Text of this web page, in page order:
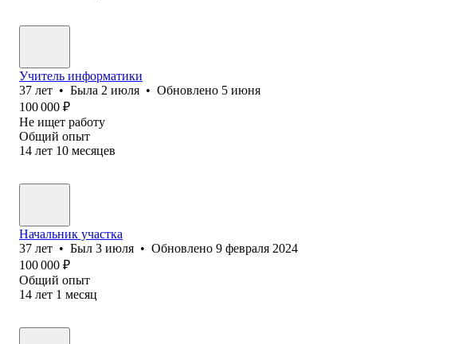
Учитель информатики
37 лет • Была 2 июля • Обновлено 5 июня
100 000 ₽
Не ищет работу
Общий опыт
14 лет 10 месяцев
Начальник участка
37 лет • Был 3 июля • Обновлено 9 февраля 2024
100 000 ₽
Общий опыт
14 лет 1 месяц